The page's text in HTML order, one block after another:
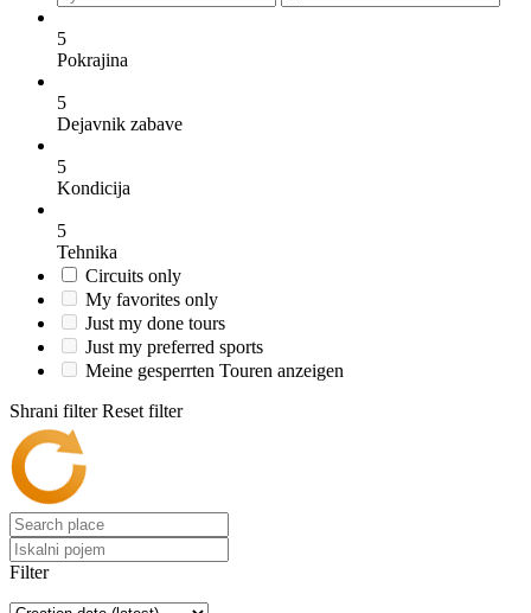
5
Pokrajina
5
Dejavnik zabave
5
Kondicija
5
Tehnika
Circuits only
My favorites only
Just my done tours
Just my preferred sports
Meine gesperrten Touren anzeigen
Shrani filter Reset filter
Filter